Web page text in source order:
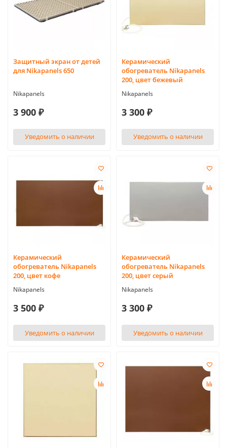
Защитный экран от детей
для Nikapanels 650
Nikapanels
3 900 ₽
Уведомить о наличии
Керамический
обогреватель Nikapanels
200, цвет бежевый
Nikapanels
3 300 ₽
Уведомить о наличии
Керамический
обогреватель Nikapanels
200, цвет кофе
Nikapanels
3 500 ₽
Уведомить о наличии
Керамический
обогреватель Nikapanels
200, цвет серый
Nikapanels
3 300 ₽
Уведомить о наличии